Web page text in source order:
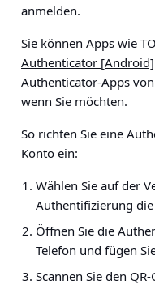
anmelden.
Sie können Apps wie
Authenticator [Android]
Authenticator-Apps
wenn Sie möchten.
So richten Sie eine
Konto ein:
Wählen Sie auf der
Authentifizierung
Öffnen Sie die
Telefon und fügen
Scannen Sie den